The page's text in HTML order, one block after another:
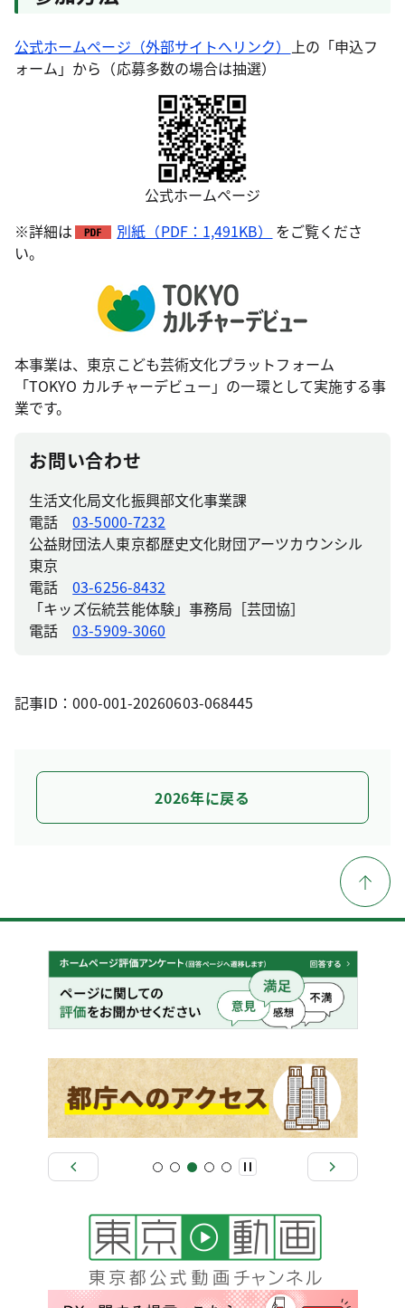
公式ホームページ（外部サイトへリンク）
上の「申込フ
ォーム」から（応募多数の場合は抽選）
公式ホームページ
※詳細は
別紙（PDF：1,491KB）
をご覧くださ
い。
本事業は、東京こども芸術文化プラットフォーム
「TOKYO カルチャーデビュー」の一環として実施する事
業です。
お問い合わせ
生活文化局文化振興部文化事業課
電話03-5000-7232
公益財団法人東京都歴史文化財団アーツカウンシル
東京
電話03-6256-8432
「キッズ伝統芸能体験」事務局［芸団協］
電話03-5909-3060
記事ID：000-001-20260603-068445
2026年に戻る